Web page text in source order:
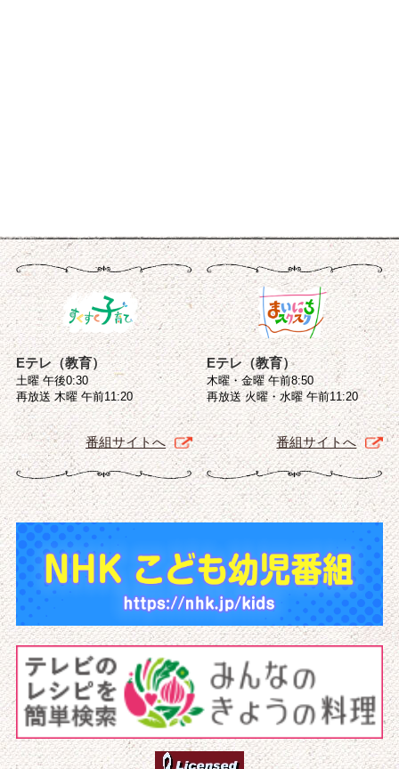
Eテレ（教育）
土曜 午後0:30
再放送 木曜 午前11:20
番組サイトへ
Eテレ（教育）
木曜・金曜 午前8:50
再放送 火曜・水曜 午前11:20
番組サイトへ